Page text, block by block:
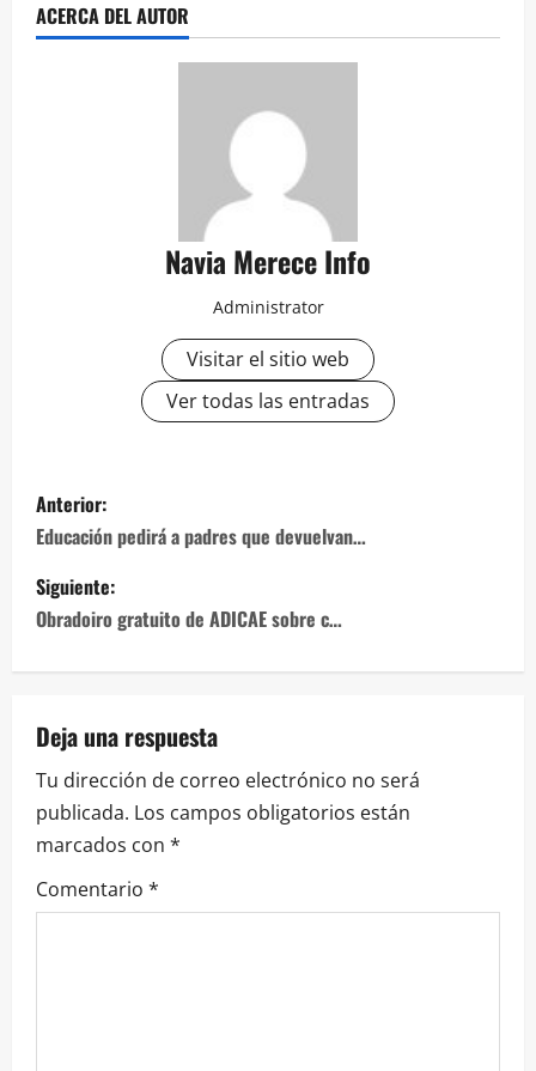
ACERCA DEL AUTOR
Navia Merece Info
Administrator
Visitar el sitio web
Ver todas las entradas
Navegación
de
entradas
Anterior:
Educación pedirá a padres que devuelvan…
Siguiente:
Obradoiro gratuito de ADICAE sobre c…
Deja una respuesta
Tu dirección de correo electrónico no será
publicada. Los campos obligatorios están
marcados con *
Comentario *